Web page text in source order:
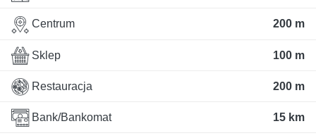
Centrum 200 m
Sklep 100 m
Restauracja 200 m
Bank/Bankomat 15 km